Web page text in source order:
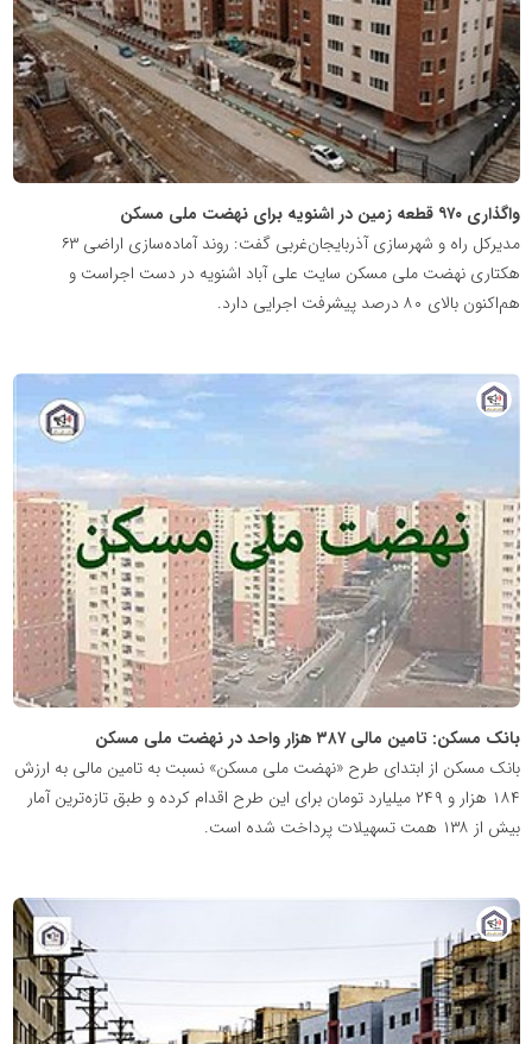
واگذاری ۹۷۰ قطعه زمین در اشنویه برای نهضت ملی مسکن
مدیرکل راه و شهرسازی آذربایجان‌غربی گفت: روند آماده‌سازی اراضی ۶۳
هکتاری نهضت ملی مسکن سایت علی آباد اشنویه در دست اجراست و
هم‌اکنون بالای ۸۰ درصد پیشرفت اجرایی دارد.
مسکن
بانک مسکن: تامین مالی ۳۸۷ هزار واحد در نهضت ملی مسکن
بانک مسکن از ابتدای طرح «نهضت ملی مسکن» نسبت به تامین مالی به ارزش
۱۸۴ هزار و ۲۴۹ میلیارد تومان برای این طرح اقدام کرده و طبق تازه‌ترین آمار
بیش از ۱۳۸ همت تسهیلات پرداخت شده است.
نهضت
ملی
مسکن
پایگاه
خبری
نهضت